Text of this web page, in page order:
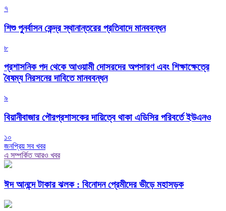
৭
শিশু পুনর্বাসন কেন্দ্র স্থানান্তরের প্রতিবাদে মানববন্ধন
৮
প্রশাসনিক পদ থেকে আওয়ামী দোসরদের অপসারণ এবং শিক্ষাক্ষেত্রে
বৈষম্য নিরসনের দাবিতে মানববন্ধন
৯
বিয়ানীবাজার পৌরপ্রশাসকের দায়িত্বে থাকা এডিসির পরিবর্তে ইউএনও
১০
জনপ্রিয় সব খবর
এ সম্পর্কিত আরও খবর
ঈদ আনন্দে টাকার ঝলক : বিনোদন প্রেমীদের ভীড়ে মহাসড়ক